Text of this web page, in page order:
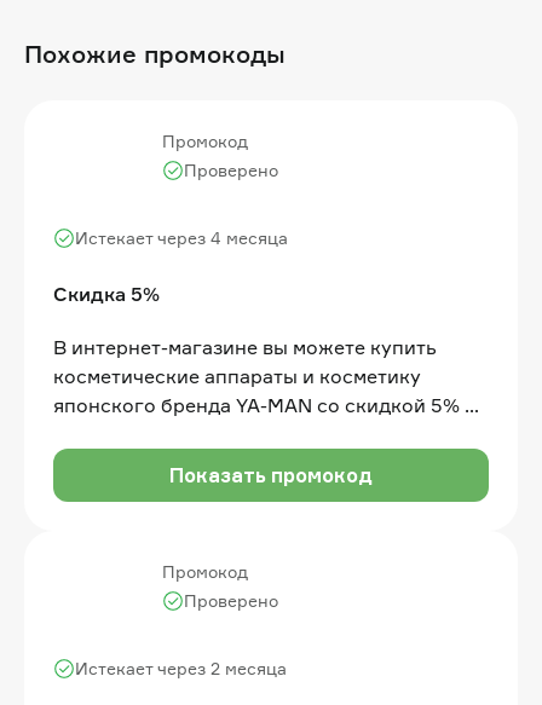
Похожие промокоды
Промокод
Скидка 5%
Истекает через 4 месяца
Проверено
В интернет-магазине вы можете купить
косметические аппараты и косметику
японского бренда YA-MAN со скидкой 5% по
Показать промокод
Промокод
Истекает через 2 месяца
Проверено